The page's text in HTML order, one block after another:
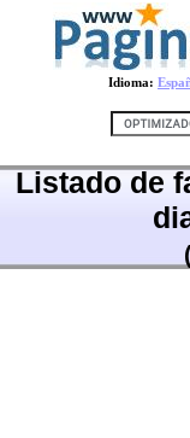
Idioma:
Listado de